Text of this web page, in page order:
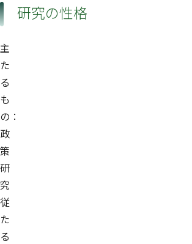
研究の性格
主
た
る
も
の：
政
策
研
究
従
た
る